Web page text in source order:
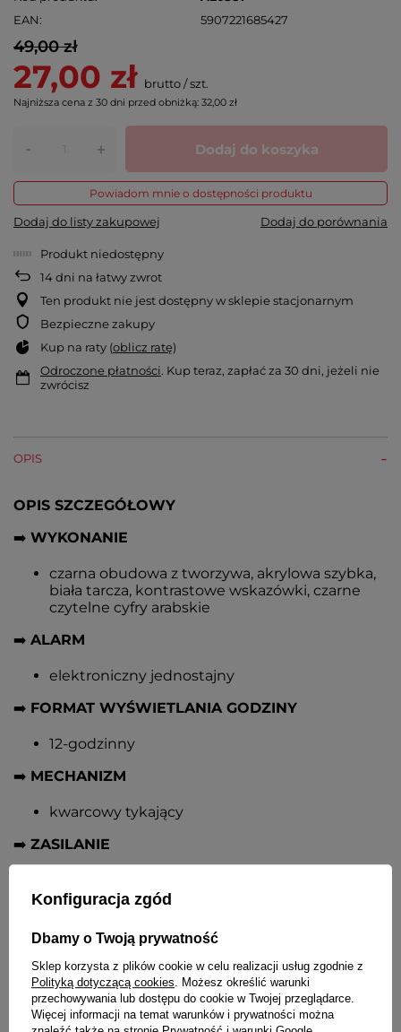
EAN
5907221685427
49,00 zł
27,00 zł brutto/szt.
Najniższa cena z 30 dni przed obniżką: 32,00 zł
- + Dodaj do koszyka
Powiadom mnie o dostępności produktu
Dodaj do listy zakupowej Dodaj do porównania
Produkt niedostępny
14dni na łatwy zwrot
Ten produkt nie jest dostępny w sklepie stacjonarnym
Bezpieczne zakupy
Kup na raty (oblicz ratę)
Odroczone płatności. Kup teraz, zapłać za 30 dni, jeżeli nie
zwrócisz
OPIS
OPIS SZCZEGÓŁOWY
➡️ WYKONANIE
czarna obudowa z tworzywa, akrylowa szybka,
biała tarcza, kontrastowe wskazówki, czarne
czytelne cyfry arabskie
➡️ ALARM
elektroniczny jednostajny
➡️ FORMAT WYŚWIETLANIA GODZINY
12-godzinny
➡️ MECHANIZM
kwarcowy tykający
➡️ ZASILANIE
WYMIARY
13 cm x 11 cm x 4 cm [szer x wys x gł]
średnica tarczy - 7,5 cm
SZCZEGÓŁOWE DANE
Konfiguracja zgód
Dbamy o Twoją prywatność
Sklep korzysta z plików cookie w celu realizacji usług zgodnie z
Polityką dotyczącą cookies. Możesz określić warunki
przechowywania lub dostępu do cookie w Twojej przeglądarce.
Więcej informacji na temat warunków i prywatności można